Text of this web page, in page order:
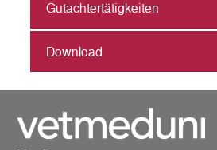
Gutachter­tätigkeiten
Download